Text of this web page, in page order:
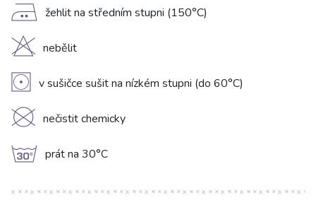
E žehlit na středním stupni (150°C)
H nebělit
V v sušičce sušit na nízkém stupni (do 60°C)
K nečistit chemicky
g prát na 30°C